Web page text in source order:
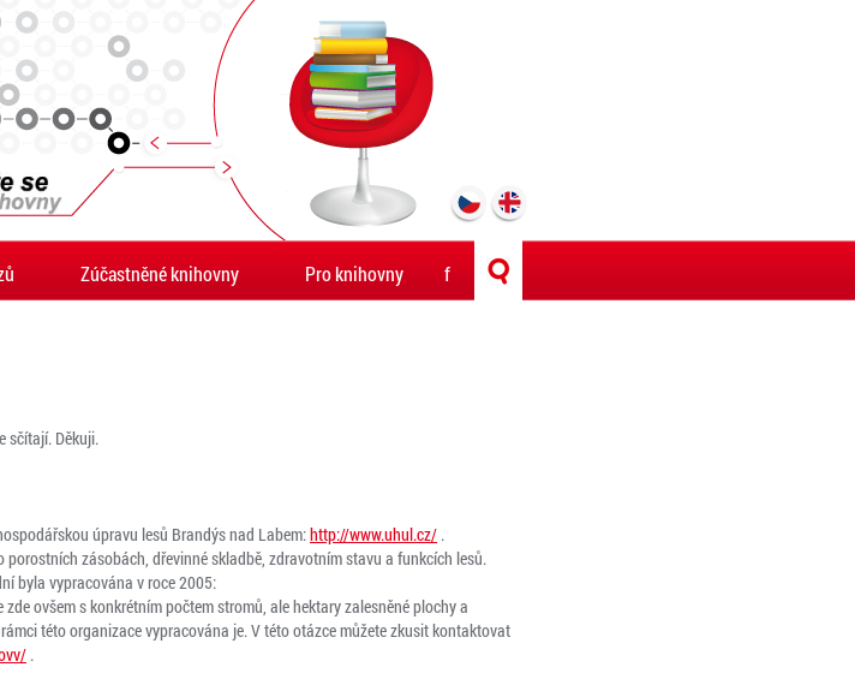
Zúčastněné knihovny Pro knihovny f
sčítají. Děkuji.
úpravu lesů Brandýs nad Labem:http://www.uhul.cz/ .
zásobách, dřevinné skladbě, zdravotním stavu a funkcích lesů.
byla vypracována v roce 2005:
zde ovšem s konkrétním počtem stromů, ale hektary zalesněné plochy a
této organizace vypracována je. V této otázce můžete zkusit kontaktovat
.